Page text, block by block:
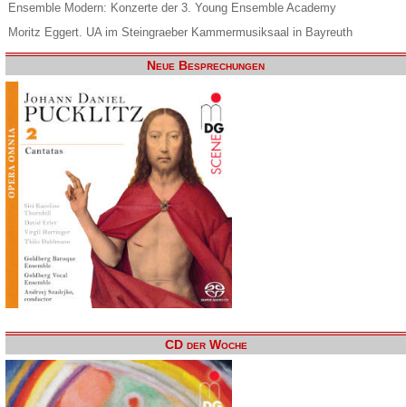
Ensemble Modern: Konzerte der 3. Young Ensemble Academy
Moritz Eggert. UA im Steingraeber Kammermusiksaal in Bayreuth
Neue Besprechungen
CD der Woche